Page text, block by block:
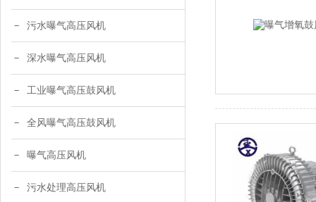
污水曝气高压风机
深水曝气高压风机
工业曝气高压鼓风机
全风曝气高压鼓风机
曝气高压风机
污水处理高压风机